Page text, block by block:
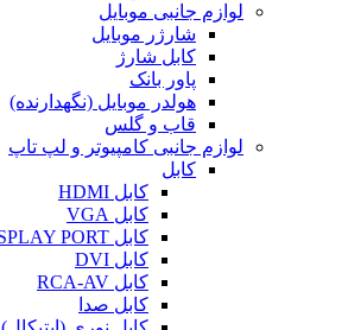
لوازم جانبی موبایل
شارژر موبایل
کابل شارژ
پاور بانک
هولدر موبایل (نگهدارنده)
قاب و گلس
لوازم جانبی کامپیوتر و لپ تاپ
کابل
کابل HDMI
کابل VGA
کابل DISPLAY PORT
کابل DVI
کابل RCA-AV
کابل صدا